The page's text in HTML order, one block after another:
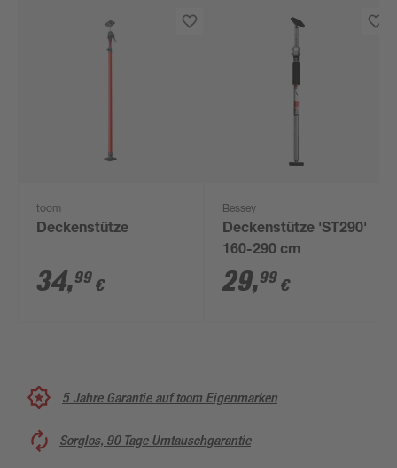
toom
Deckenstütze
34,99 €
Bessey
Deckenstütze 'ST290'
160-290 cm
29,99 €
5 Jahre Garantie auf toom Eigenmarken
Sorglos, 90 Tage Umtauschgarantie